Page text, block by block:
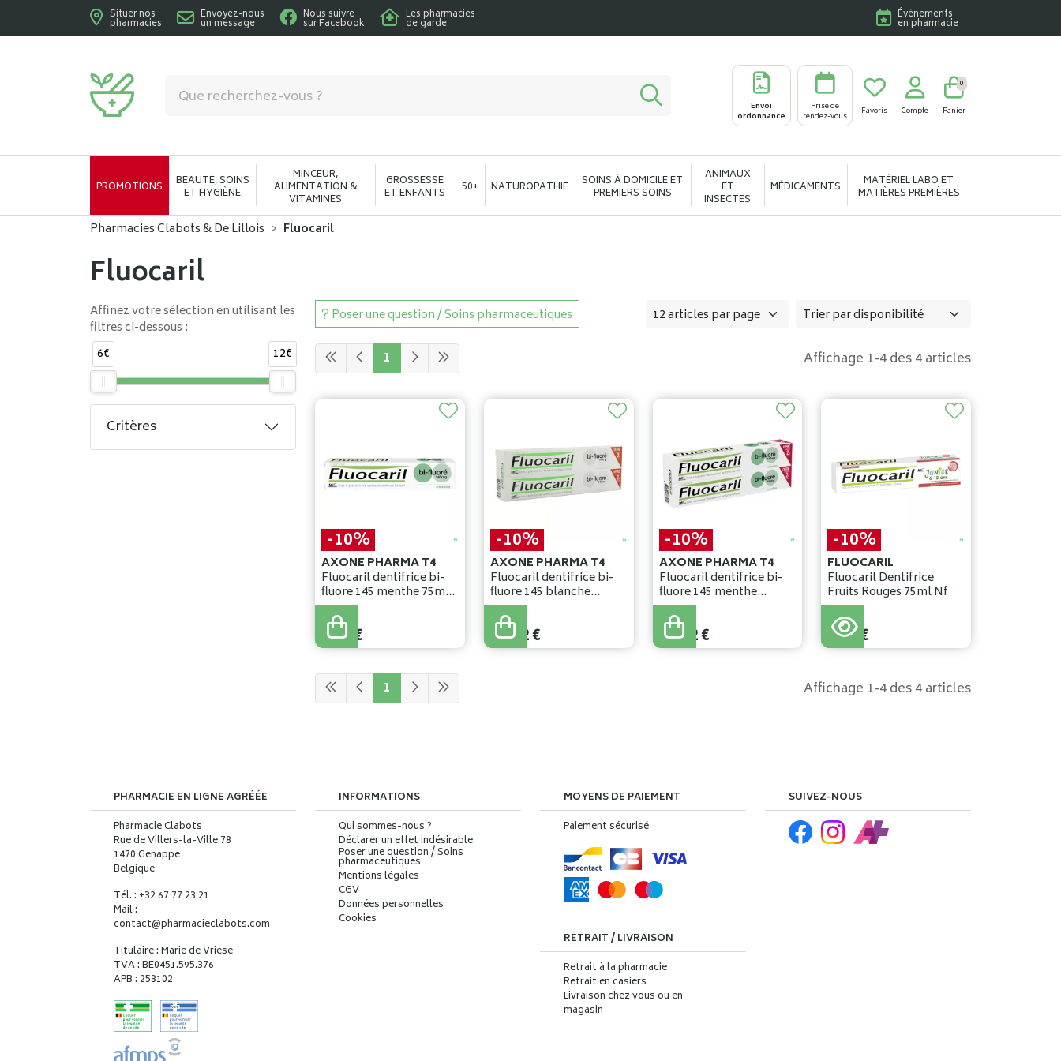
Situer nos
pharmacies
Envoyez-nous
un message
Nous suivre
sur Facebook
Les pharmacies
de garde
Événements
en pharmacie
Envoi
ordonnance
Prise de
rendez-vous
Favoris Compte Panier
0
PROMOTIONS BEAUTÉ, SOINS
ET HYGIÈNE
MINCEUR,
ALIMENTATION &
VITAMINES
GROSSESSE
ET ENFANTS 50+ NATUROPATHIE SOINS À DOMICILE ET
PREMIERS SOINS
ANIMAUX
ET
INSECTES
MÉDICAMENTS MATÉRIEL LABO ET
MATIÈRES PREMIÈRES
Pharmacies Clabots & De Lillois Fluocaril
Fluocaril
Poser une question / Soins pharmaceutiques
Affichage 1-4 des 4 articles
1
-10%
AXONE PHARMA T4
Fluocaril dentifrice bi-
fluore 145 menthe 75ml
nf
7,49€
6,74 €
-10%
AXONE PHARMA T4
Fluocaril dentifrice bi-
fluore 145 blanche
2x75ml
12,69
11,42€
-10%
AXONE PHARMA T4
Fluocaril dentifrice bi-
fluore 145 menthe
2x75ml
12,69
11,42€
-10%
FLUOCARIL
Fluocaril Dentifrice
Fruits Rouges 75ml Nf
7,49€
6,74 €
Affichage 1-4 des 4 articles
1
Affinez votre sélection en utilisant les
filtres ci-dessous :
6€
12€
Critères
PHARMACIE EN LIGNE AGRÉÉE
Pharmacie Clabots
Rue de Villers-la-Ville 78
1470 Genappe
Belgique
Tél. : +32 67 77 23 21
Mail :
contact@pharmacieclabots.com
Titulaire : Marie de Vriese
TVA : BE0451.595.376
APB : 253102
INFORMATIONS
Qui sommes-nous ?
Déclarer un effet indésirable
Poser une question / Soins
pharmaceutiques
Mentions légales
CGV
Données personnelles
Cookies
MOYENS DE PAIEMENT
Paiement sécurisé
RETRAIT / LIVRAISON
Retrait à la pharmacie
Retrait en casiers
Livraison chez vous ou en
magasin
SUIVEZ-NOUS